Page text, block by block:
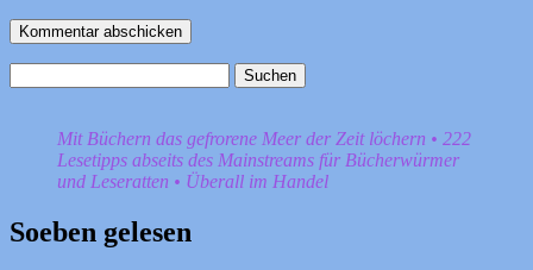
nach:
Mit Büchern das gefrorene Meer der Zeit löchern • 222
Lesetipps abseits des Mainstreams für Bücherwürmer
und Leseratten • Überall im Handel
Soeben gelesen